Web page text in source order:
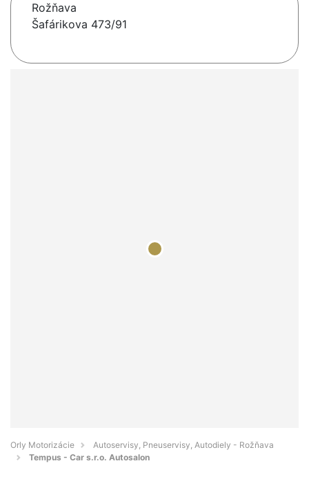
Rožňava
Šafárikova 473/91
Orly Motorizácie
Autoservisy, Pneuservisy, Autodiely - Rožňava
Tempus - Car s.r.o. Autosalon